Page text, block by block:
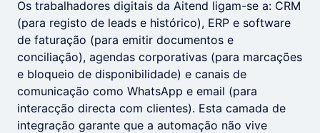
Os trabalhadores digitais da Aitend ligam-se a: CRM
(para registo de leads e histórico), ERP e software
de faturação (para emitir documentos e
conciliação), agendas corporativas (para marcações
e bloqueio de disponibilidade) e canais de
comunicação como WhatsApp e email (para
interacção directa com clientes). Esta camada de
integração garante que a automação não vive